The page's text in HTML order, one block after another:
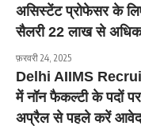
असिस्टेंट प्रोफेसर के लिए
सैलरी 22 लाख से
फ़रवरी 24, 2025
Delhi AIIMS
में नॉन फैकल्टी के पदों पर
अप्रैल से पहले करें